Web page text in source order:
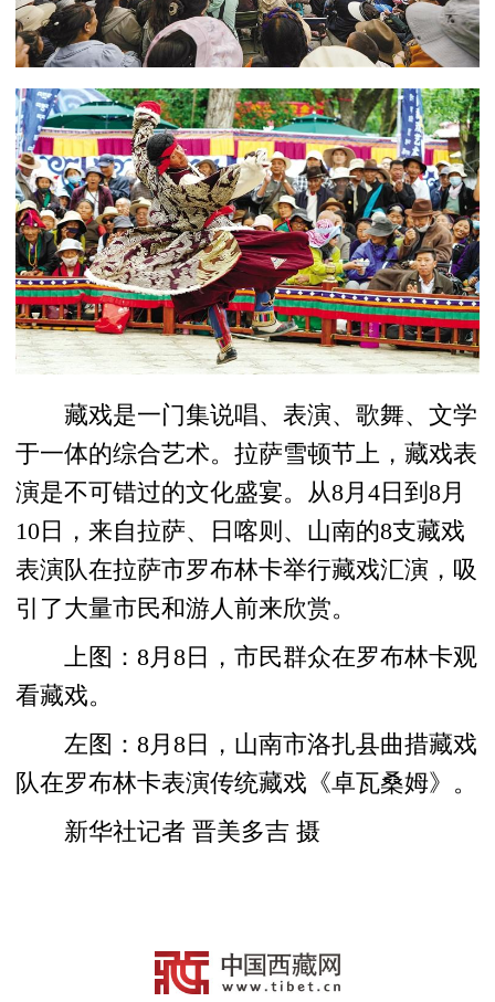
藏戏是一门集说唱、表演、歌舞、文学
于一体的综合艺术。拉萨雪顿节上，藏戏表
演是不可错过的文化盛宴。从8月4日到8月
10日，来自拉萨、日喀则、山南的8支藏戏
表演队在拉萨市罗布林卡举行藏戏汇演，吸
引了大量市民和游人前来欣赏。
上图：8月8日，市民群众在罗布林卡观
看藏戏。
左图：8月8日，山南市洛扎县曲措藏戏
队在罗布林卡表演传统藏戏《卓瓦桑姆》。
新华社记者 晋美多吉 摄